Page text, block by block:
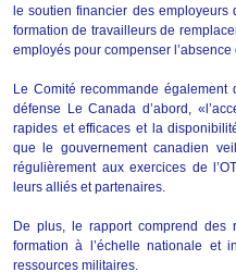
le soutien financier des
formation de travailleurs de
employés pour compenser
Le Comité recommande
défense Le Canada d’abord,
rapides et efficaces et la
que le gouvernement canadien
régulièrement aux exercices de
leurs alliés et partenaires.
De plus, le rapport comprend des
formation à l’échelle nationale et
ressources militaires.